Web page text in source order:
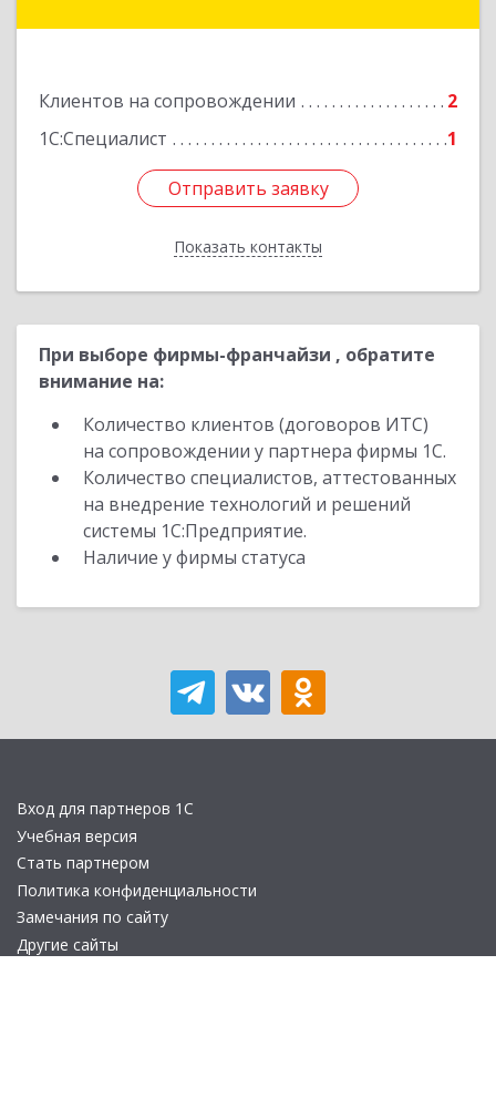
Клиентов на сопровождении
2
1С:Специалист
1
Отправить заявку
Показать контакты
Отправить заявку
Назад
При выборе фирмы-франчайзи , обратите
внимание на:
Количество клиентов (договоров ИТС)
на сопровождении у партнера фирмы 1С.
Количество специалистов, аттестованных
на внедрение технологий и решений
системы 1С:Предприятие.
Наличие у фирмы статуса
Вход для партнеров 1С
Учебная версия
Стать партнером
Политика конфиденциальности
Замечания по сайту
Другие сайты